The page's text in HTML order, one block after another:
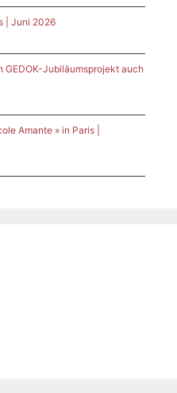
| Juni 2026
GEDOK-Jubiläumsprojekt auch
Amante » in Paris |